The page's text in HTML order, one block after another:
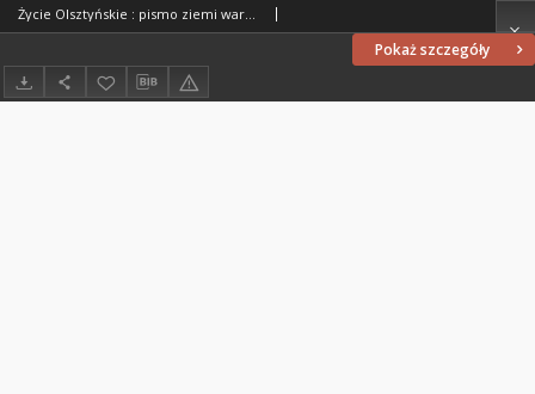
Pokaż szczegóły
Życie Olsztyńskie : pismo ziemi warmińsko-mazurskiej, 1949, nr 256